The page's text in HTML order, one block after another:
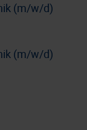
(m/w/d)
(m/w/d)